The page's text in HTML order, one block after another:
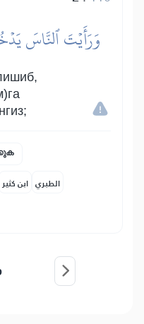
وَرَأَيۡتَ ٱلنَّاسَ
ابن كثير الطبري